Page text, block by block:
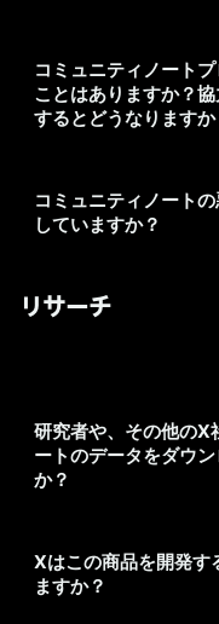
コミュニティノート
ことはありますか？
するとどうなりますか
コミュニティノート
していますか？
リサーチ
研究者や、その他のX
ートのデータをダウ
か？
Xはこの商品を開発す
ますか？